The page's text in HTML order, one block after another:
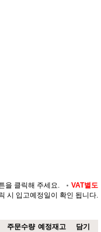
을 클릭해 주세요.
VAT별도
시 입고예정일이 확인 됩니다.
주문수량 예정재고 담기